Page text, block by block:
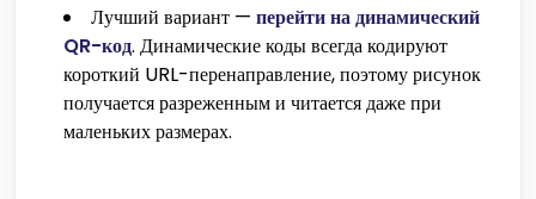
Лучший вариант — перейти на динамический
QR-код. Динамические коды всегда кодируют
короткий URL-перенаправление, поэтому рисунок
получается разреженным и читается даже при
маленьких размерах.